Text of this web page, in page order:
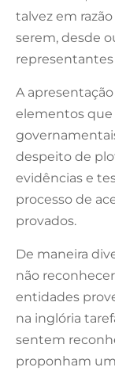
talvez em
serem, desde
representantes
A
elementos que
despeito de
evidências e
processo de
provados.
De maneira
não
entidades
na inglória
sentem
proponham